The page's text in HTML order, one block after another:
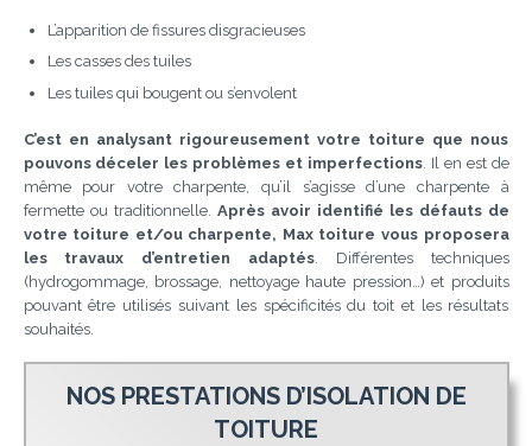
L’apparition de fissures disgracieuses
Les casses des tuiles
Les tuiles qui bougent ou s’envolent
C’est en analysant rigoureusement votre toiture que nous
pouvons déceler les problèmes et imperfections. Il en est de
même pour votre charpente, qu’il s’agisse d’une charpente à
fermette ou traditionnelle. Après avoir identifié les défauts de
votre toiture et/ou charpente, Max toiture vous proposera
les travaux d’entretien adaptés. Différentes techniques
(hydrogommage, brossage, nettoyage haute pression…) et produits
pouvant être utilisés suivant les spécificités du toit et les résultats
souhaités.
NOS PRESTATIONS D’ISOLATION DE
TOITURE